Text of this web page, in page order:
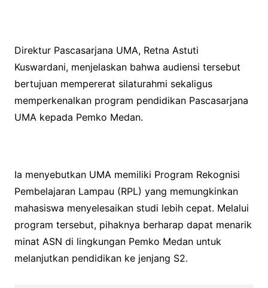
Direktur Pascasarjana UMA, Retna Astuti
Kuswardani, menjelaskan bahwa audiensi tersebut
bertujuan mempererat silaturahmi sekaligus
memperkenalkan program pendidikan Pascasarjana
UMA kepada Pemko Medan.
Ia menyebutkan UMA memiliki Program Rekognisi
Pembelajaran Lampau (RPL) yang memungkinkan
mahasiswa menyelesaikan studi lebih cepat. Melalui
program tersebut, pihaknya berharap dapat menarik
minat ASN di lingkungan Pemko Medan untuk
melanjutkan pendidikan ke jenjang S2.